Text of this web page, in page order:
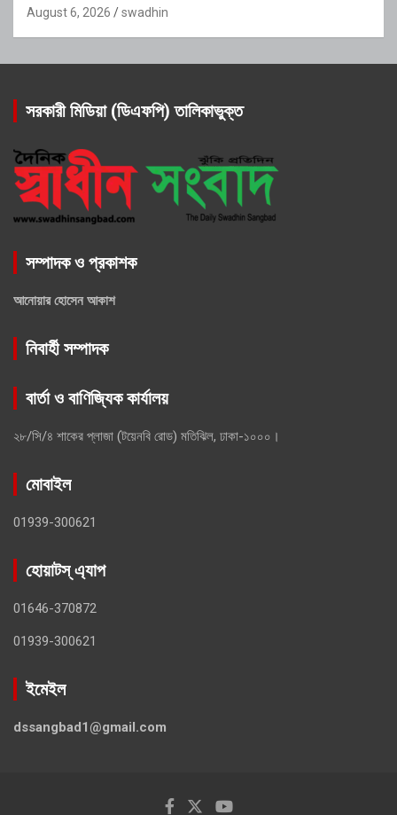
August 6, 2026 swadhin
সরকারী মিডিয়া (ডিএফপি) তালিকাভুক্ত
সম্পাদক ও প্রকাশক
আনোয়ার হোসেন আকাশ
নিবার্হী সম্পাদক
বার্তা ও বাণিজ্যিক কার্যালয়
২৮/সি/৪ শাকের প্লাজা (টয়েনবি রোড) মতিঝিল, ঢাকা-১০০০।
মোবাইল
01939-300621
হোয়াটস্ এ্যাপ
01646-370872
01939-300621
ইমেইল
dssangbad1@gmail.com